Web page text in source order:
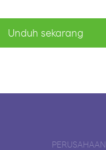
Unduh sekarang
PERUSAHAAN